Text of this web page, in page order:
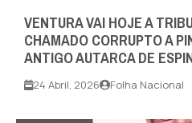
VENTURA VAI HOJE A
CHAMADO CORRUPTO A
ANTIGO AUTARCA DE
24 Abril, 2026 Folha Nacional